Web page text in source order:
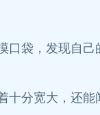
袋，发现自己
分宽大，还能